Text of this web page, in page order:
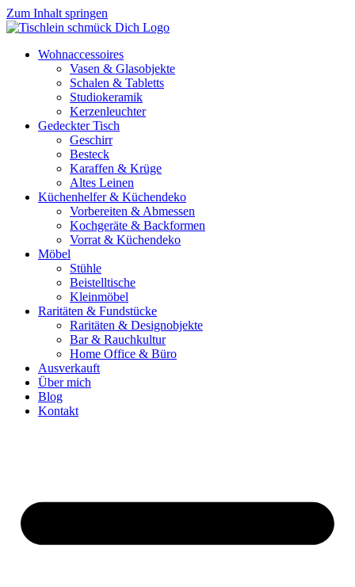
Zum Inhalt springen
Wohnaccessoires
Vasen & Glasobjekte
Schalen & Tabletts
Studiokeramik
Kerzenleuchter
Gedeckter Tisch
Geschirr
Besteck
Karaffen & Krüge
Altes Leinen
Küchenhelfer & Küchendeko
Vorbereiten & Abmessen
Kochgeräte & Backformen
Vorrat & Küchendeko
Möbel
Stühle
Beistelltische
Kleinmöbel
Raritäten & Fundstücke
Raritäten & Designobjekte
Bar & Rauchkultur
Home Office & Büro
Ausverkauft
Über mich
Blog
Kontakt